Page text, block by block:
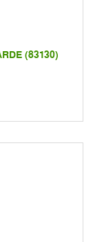
(83130)